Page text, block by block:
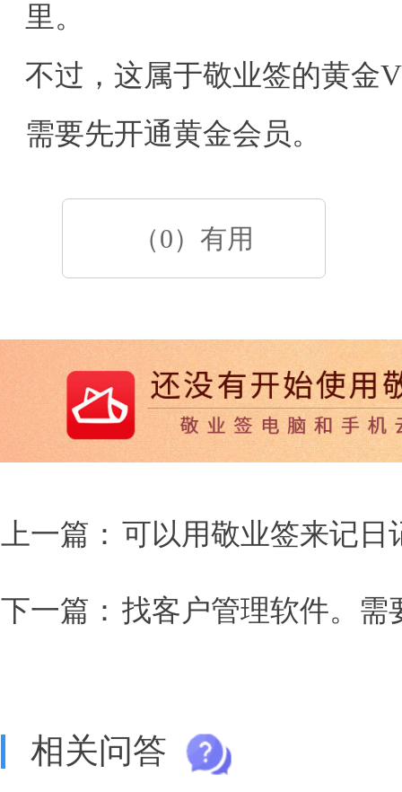
里。
不过，这属于敬业签的黄金
需要先开通黄金会员。
（0）有用
上一篇： 可以用敬业签来记日
下一篇： 找客户管理软件。需
相关问答